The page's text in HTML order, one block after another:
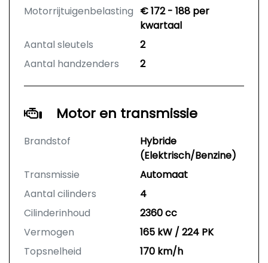
Motorrijtuigenbelasting € 172 - 188 per
kwartaal
Aantal sleutels
2
Aantal handzenders
2
Motor en transmissie
Brandstof
Hybride
(Elektrisch/Benzine)
Transmissie
Automaat
Aantal cilinders
4
Cilinderinhoud
2360 cc
Vermogen
165 kW / 224 PK
Topsnelheid
170 km/h